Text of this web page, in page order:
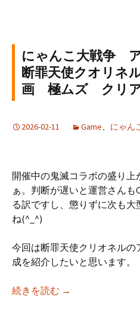
にゃんこ大戦争
断罪天使クオリネ
画 極ムズ クリア
2026-02-11 Game、 にゃん
開催中の鬼滅コラボの盛り
ぁ。判断が遅いと運営さんも
る訳ですし、懲りずに次も
ね(^_^)
今回は断罪天使クリオネル
成を紹介したいと思います。
続きを読む にゃんこ大戦争
→